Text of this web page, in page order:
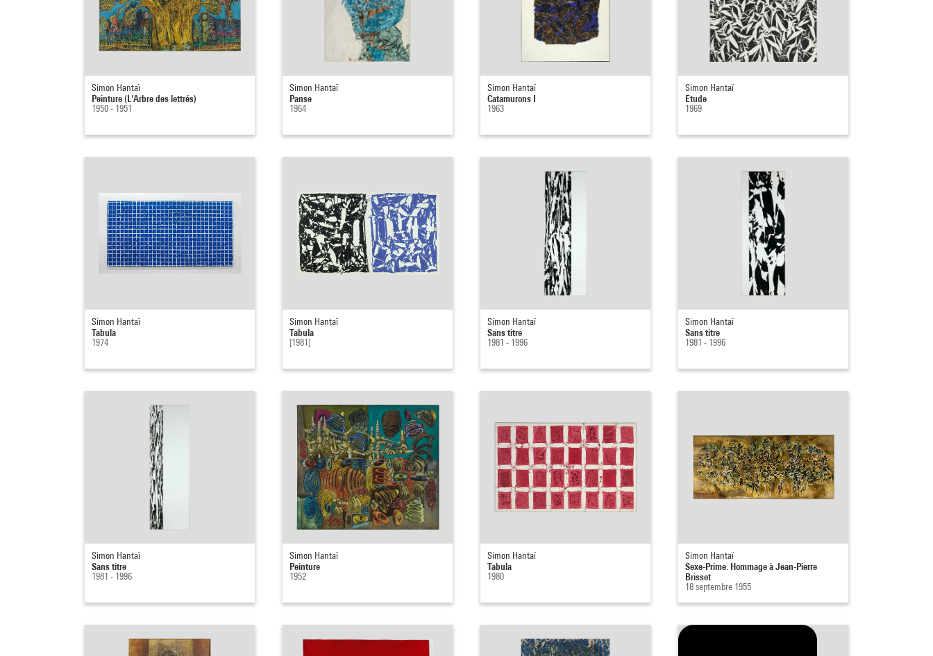
Simon Hantaï
Peinture (L'Arbre des lettrés)
1950 - 1951
Simon Hantaï
Panse
1964
Simon Hantaï
Catamurons I
1963
Simon Hantaï
Etude
1969
Simon Hantaï
Tabula
1974
Simon Hantaï
Tabula
[1981]
Simon Hantaï
Sans titre
1981 - 1996
Simon Hantaï
Sans titre
1981 - 1996
Simon Hantaï
Sans titre
1981 - 1996
Simon Hantaï
Peinture
1952
Simon Hantaï
Tabula
1980
Simon Hantaï
Sexe-Prime. Hommage à Jean-Pierre
Brisset
18 septembre 1955